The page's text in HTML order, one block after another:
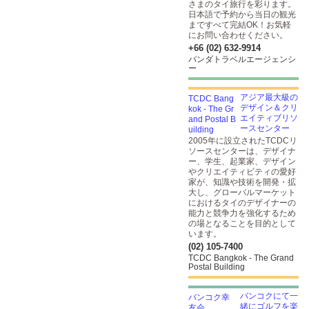
さまのタイ旅行を彩ります。
日本語で予約から当日の観光
まですべて完結OK！お気軽
にお問い合わせください。
+66 (02) 632-9914
パンダトラベルエージェンシ
ー
アジア最大級の
デザイン＆クリ
エイティブリソ
ースセンター
2005年に設立されたTCDCリ
ソースセンターは、デザイナ
ー、学生、起業家、デザイン
やクリエイティビティの愛好
家が、知識や技術を開発・拡
大し、グローバルマーケット
におけるタイのデザイナーの
能力と競争力を強化するため
の場となることを目的として
います。
(02) 105-7400
TCDC Bangkok - The Grand
Postal Building
バンコクにて一
緒にゴルフを楽